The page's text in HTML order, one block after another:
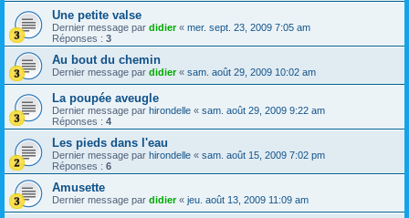
Une petite valse
Dernier message par didier« mer. sept. 23, 2009 7:05 am
Réponses : 3
Au bout du chemin
Dernier message par didier« sam. août 29, 2009 10:02 am
La poupée aveugle
Dernier message par hirondelle « sam. août 29, 2009 9:22 am
Réponses : 4
Les pieds dans l'eau
Dernier message par hirondelle « sam. août 15, 2009 7:02 pm
Réponses : 6
Amusette
Dernier message par didier« jeu. août 13, 2009 11:09 am